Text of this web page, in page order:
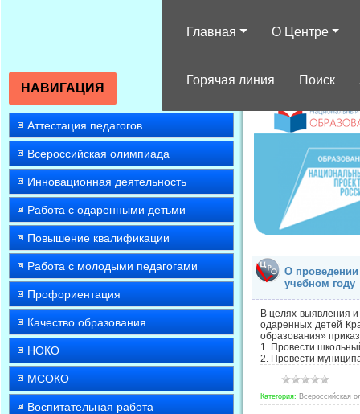
Главная О Центре
Горячая линия Поиск
НАВИГАЦИЯ
Аттестация педагогов
Всероссийская олимпиада
Инновационная деятельность
Работа с одаренными детьми
Повышение квалификации
Работа с молодыми педагогами
Профориентация
Качество образования
НОКО
МСОКО
Воспитательная работа
О проведении
учебном году
В целях выявления
одаренных детей
образования»
1. Провести
2. Провести
Категория: Всероссийская